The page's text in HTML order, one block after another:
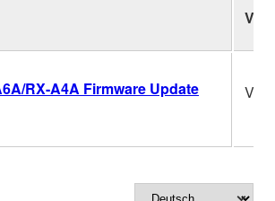
Ver.
RX-A4A Firmware Update